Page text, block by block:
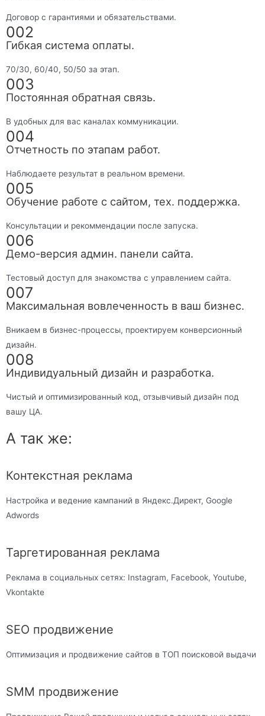
Договор с гарантиями и обязательствами.
002
Гибкая система оплаты.
70/30, 60/40, 50/50 за этап.
003
Постоянная обратная связь.
В удобных для вас каналах коммуникации.
004
Отчетность по этапам работ.
Наблюдаете результат в реальном времени.
005
Обучение работе с сайтом, тех. поддержка.
Консультации и рекоммендации после запуска.
006
Демо-версия админ. панели сайта.
Тестовый доступ для знакомства с управлением сайта.
007
Максимальная вовлеченность в ваш бизнес.
Вникаем в бизнес-процессы, проектируем конверсионный
дизайн.
008
Индивидуальный дизайн и разработка.
Чистый и оптимизированный код, отзывчивый дизайн под
вашу ЦА.
А так же:
Контекстная реклама
Настройка и ведение кампаний в Яндекс.Директ, Google
Adwords
Таргетированная реклама
Реклама в социальных сетях: Instagram, Facebook, Youtube,
Vkontakte
SEO продвижение
Оптимизация и продвижение сайтов в ТОП поисковой выдачи
SMM продвижение